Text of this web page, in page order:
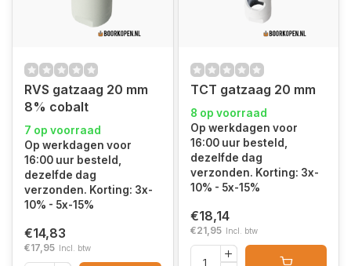
RVS gatzaag 20 mm
8% cobalt
7 op voorraad
Op werkdagen voor
16:00 uur besteld,
dezelfde dag
verzonden. Korting: 3x-
10% - 5x-15%
€14,83
€17,95 Incl. btw
TCT gatzaag 20 mm
8 op voorraad
Op werkdagen voor
16:00 uur besteld,
dezelfde dag
verzonden. Korting: 3x-
10% - 5x-15%
€18,14
€21,95 Incl. btw